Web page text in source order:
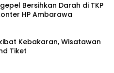
Bersihkan Darah di TKP
HP Ambarawa
Kebakaran, Wisatawan
Tiket